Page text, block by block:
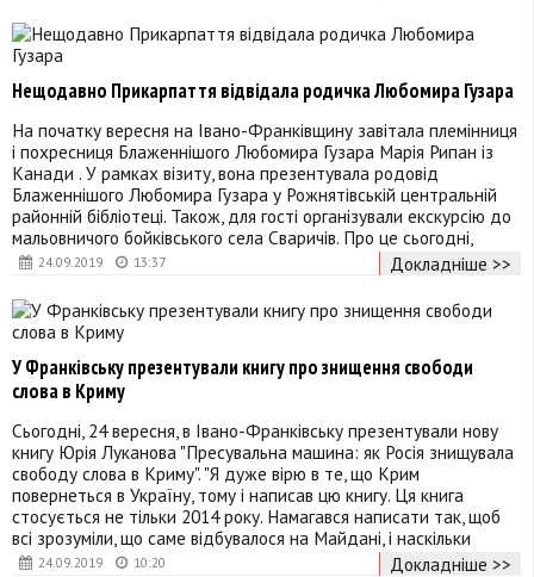
24.09.2019 13:37
Нещодавно Прикарпаття відвідала родичка Любомира Гузара
На початку вересня на Івано-Франківщину завітала племінниця
і похресниця Блаженнішого Любомира Гузара Марія Рипан із
Канади . У рамках візиту, вона презентувала родовід
Блаженнішого Любомира Гузара у Рожнятівській центральній
районній бібліотеці. Також, для гості організували екскурсію до
мальовничого бойківського села Сваричів. Про це сьогодні,
Докладніше >>
24.09.2019 10:20
У Франківську презентували книгу про знищення свободи
слова в Криму
Сьогодні, 24 вересня, в Івано-Франківську презентували нову
книгу Юрія Луканова "Пресувальна машина: як Росія знищувала
свободу слова в Криму". "Я дуже вірю в те, що Крим
повернеться в Україну, тому і написав цю книгу. Ця книга
стосується не тільки 2014 року. Намагався написати так, щоб
всі зрозуміли, що саме відбувалося на Майдані, і наскільки
Докладніше >>